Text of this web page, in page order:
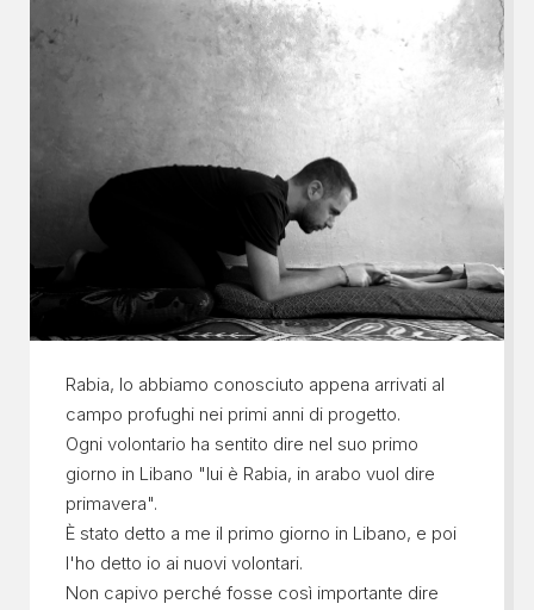
Rabia, lo abbiamo conosciuto appena arrivati al
campo profughi nei primi anni di progetto.
Ogni volontario ha sentito dire nel suo primo
giorno in Libano "lui è Rabia, in arabo vuol dire
primavera".
È stato detto a me il primo giorno in Libano, e poi
l'ho detto io ai nuovi volontari.
Non capivo perché fosse così importante dire